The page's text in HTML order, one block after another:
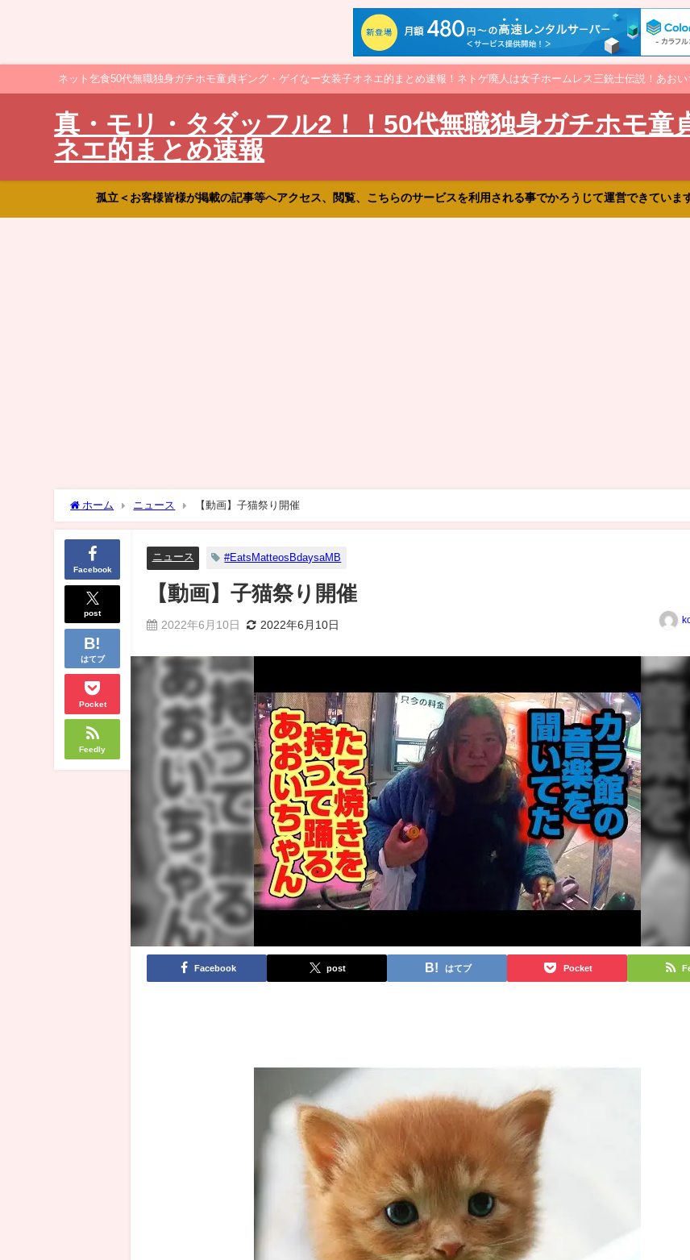
ネット乞食50代無職独身ガチホモ童貞ギング・ゲイなー女装子オネエ的まとめ速報！ネトゲ廃人は女子ホームレス三銃士伝説！あお
真・モリ・タダッフル2！！50代無職独身ガチホモ童
ネエ的まとめ速報
孤立＜お客様皆様が掲載の記事等へアクセス、閲覧、こちらのサービスを利用される事でかろうじて運営できていま
ホーム ニュース 【動画】子猫祭り開催
Facebook
post
はてブ
Pocket
Feedly
ニュース #EatsMatteosBdaysaMB
【動画】子猫祭り開催
2022年6月10日 2022年6月10日
Facebook post はてブ Pocket